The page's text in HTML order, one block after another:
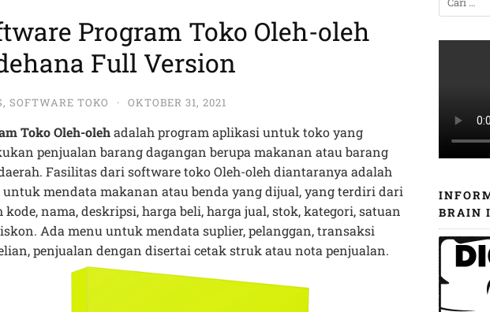
Program Toko Oleh-oleh
Full Version
, SOFTWARE TOKO · OKTOBER 31, 2021
Toko Oleh-olehadalah program aplikasi untuk toko yang
penjualan barang dagangan berupa makanan atau barang
Fasilitas dari software toko Oleh-oleh diantaranya adalah
untuk mendata makanan atau benda yang dijual, yang terdiri dari
kode, nama, deskripsi, harga beli, harga jual, stok, kategori, satuan
Ada menu untuk mendata suplier, pelanggan, transaksi
penjualan dengan disertai cetak struk atau nota penjualan.
BRAIN